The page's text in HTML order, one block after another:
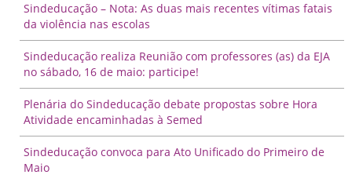
Sindeducação – Nota: As duas mais recentes vítimas fatais
da violência nas escolas
Sindeducação realiza Reunião com professores (as) da EJA
no sábado, 16 de maio: participe!
Plenária do Sindeducação debate propostas sobre Hora
Atividade encaminhadas à Semed
Sindeducação convoca para Ato Unificado do Primeiro de
Maio